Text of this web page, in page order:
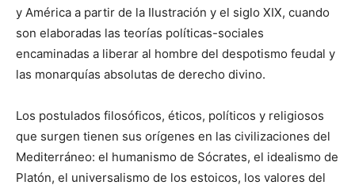
y América a partir de la Ilustración y el siglo XIX, cuando
son elaboradas las teorías políticas-sociales
encaminadas a liberar al hombre del despotismo feudal y
las monarquías absolutas de derecho divino.
Los postulados filosóficos, éticos, políticos y religiosos
que surgen tienen sus orígenes en las civilizaciones del
Mediterráneo: el humanismo de Sócrates, el idealismo de
Platón, el universalismo de los estoicos, los valores del